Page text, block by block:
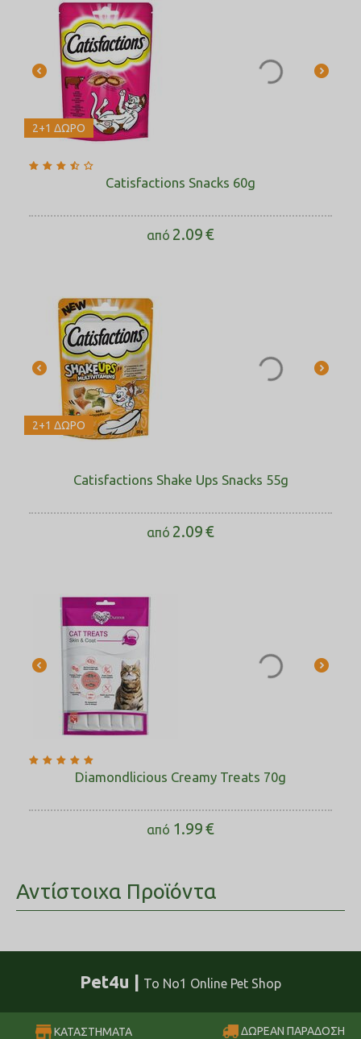
2+1 ΔΩΡΟ
Catisfactions Snacks 60g
από 2.09€
2+1 ΔΩΡΟ
Catisfactions Shake Ups Snacks 55g
από 2.09€
Diamondlicious Creamy Treats 70g
από 1.99€
Αντίστοιχα Προϊόντα
Pet4u | Το No1 Online Pet Shop
ΚΑΤΑΣΤΗΜΑΤΑ ΔΩΡΕΑΝ ΠΑΡΑΔΟΣΗ